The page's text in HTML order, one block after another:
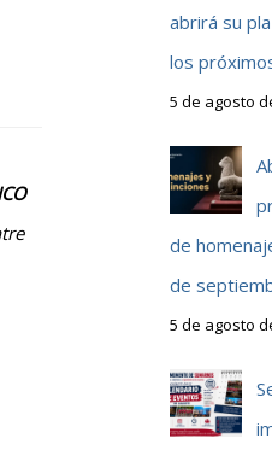
abrirá su
los
5 de agosto
de
de
5 de agosto